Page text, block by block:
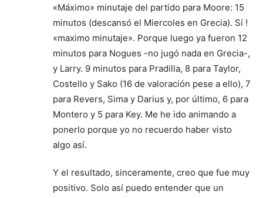
«Máximo» minutaje del partido para Moore: 15
minutos (descansó el Miercoles en Grecia). Sí !
«maximo minutaje». Porque luego ya fueron 12
minutos para Nogues -no jugó nada en Grecia-,
y Larry. 9 minutos para Pradilla, 8 para Taylor,
Costello y Sako (16 de valoración pese a ello), 7
para Revers, Sima y Darius y, por último, 6 para
Montero y 5 para Key. Me he ido animando a
ponerlo porque yo no recuerdo haber visto
algo así.
Y el resultado, sinceramente, creo que fue muy
positivo. Solo así puedo entender que un